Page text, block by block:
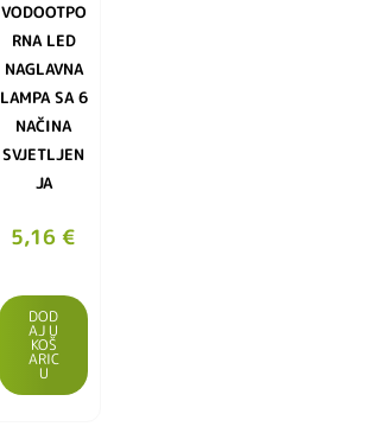
VODOOTPO
RNA LED
NAGLAVNA
LAMPA SA 6
NAČINA
SVJETLJEN
JA
5,16 €
DOD
AJ U
KOŠ
ARIC
U